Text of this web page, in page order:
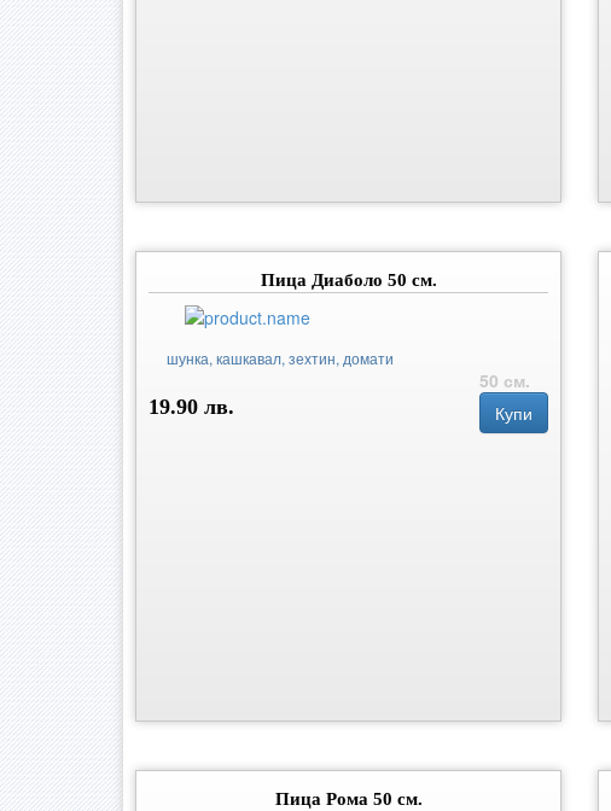
Пица Диаболо 50 см.
шунка, кашкавал, зехтин, домати
50 см.
19.90 лв.
Купи
Пица Рома 50 см.